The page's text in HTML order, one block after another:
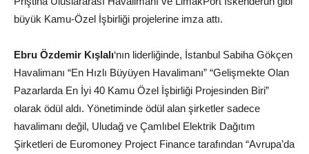
büyük Kamu-Özel İşbirliği projelerine imza attı.
Ebru Özdemir Kışlalı‘nın liderliğinde, İstanbul Sabiha Gökçen
Havalimanı “En Hızlı Büyüyen Havalimanı” “Gelişmekte Olan
Pazarlarda En İyi 40 Kamu Özel İşbirliği Projesinden Biri”
olarak ödül aldı. Yönetiminde ödül alan şirketler sadece
havalimanı değil, Uludağ ve Çamlıbel Elektrik Dağıtım
Şirketleri de Euromoney Project Finance tarafından “Avrupa’da